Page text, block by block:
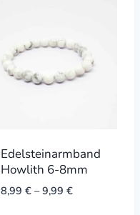
Edelsteinarmband
Howlith 6-8mm
8,99 €–9,99 €